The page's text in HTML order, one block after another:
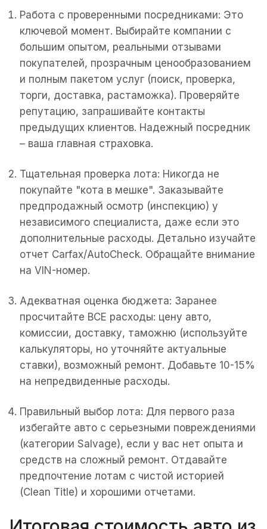
Работа с проверенными посредниками: Это
ключевой момент. Выбирайте компании с
большим опытом, реальными отзывами
покупателей, прозрачным ценообразованием
и полным пакетом услуг (поиск, проверка,
торги, доставка, растаможка). Проверяйте
репутацию, запрашивайте контакты
предыдущих клиентов. Надежный посредник
– ваша главная страховка.
Тщательная проверка лота: Никогда не
покупайте "кота в мешке". Заказывайте
предпродажный осмотр (инспекцию) у
независимого специалиста, даже если это
дополнительные расходы. Детально изучайте
отчет Carfax/AutoCheck. Обращайте внимание
на VIN-номер.
Адекватная оценка бюджета: Заранее
просчитайте ВСЕ расходы: цену авто,
комиссии, доставку, таможню (используйте
калькуляторы, но уточняйте актуальные
ставки), возможный ремонт. Добавьте 10-15%
на непредвиденные расходы.
Правильный выбор лота: Для первого раза
избегайте авто с серьезными повреждениями
(категории Salvage), если у вас нет опыта и
средств на сложный ремонт. Отдавайте
предпочтение лотам с чистой историей
(Clean Title) и хорошими отчетами.